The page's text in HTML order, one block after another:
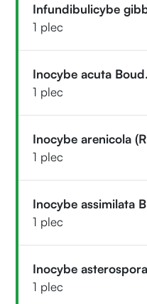
Infundibulicybe
1 plec
Inocybe acuta Boud.
1 plec
Inocybe arenicola
1 plec
Inocybe assimilata
1 plec
Inocybe
1 plec